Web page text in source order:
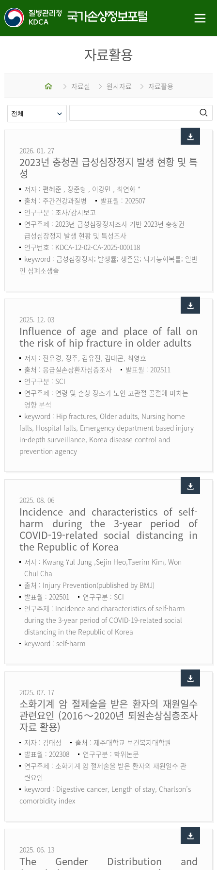
자료활용
홈 자료실 원시자료 자료활용
2026. 01. 27
2023년 충청권 급성심장정지 발생 현황 및 특
성
저자 : 편혜준 , 장준형 , 이강민 , 최연화 *
출처 : 주간건강과질병
발표월 : 202507
연구구분 : 조사/감시보고
연구주제 : 2023년 급성심장정지조사 기반 2023년 충청권
급성심장정지 발생 현황 및 특성조사
연구번호 : KDCA-12-02-CA-2025-000118
keyword : 급성심장정지; 발생률; 생존율; 뇌기능회복률; 일반
인 심폐소생술
2025. 12. 03
Influence of age and place of fall on
the risk of hip fracture in older adults
저자 : 전유경, 정주, 김유진, 김대곤, 최영호
출처 : 응급실손상환자심층조사
발표월 : 202511
연구구분 : SCI
연구주제 : 연령 및 손상 장소가 노인 고관절 골절에 미치는
영향 분석
keyword : Hip fractures, Older adults, Nursing home
falls, Hospital falls, Emergency department based injury
in-depth surveillance, Korea disease control and
prevention agency
2025. 08. 06
Incidence and characteristics of self-
harm during the 3-year period of
COVID-19-related social distancing in
the Republic of Korea
저자 : Kwang Yul Jung ,Sejin Heo,Taerim Kim, Won
Chul Cha
출처 : Injury Prevention(published by BMJ)
발표월 : 202501
연구구분 : SCI
연구주제 : Incidence and characteristics of self-harm
during the 3-year period of COVID-19-related social
distancing in the Republic of Korea
keyword : self-harm
2025. 07. 17
소화기계 암 절제술을 받은 환자의 재원일수
관련요인 (2016～2020년 퇴원손상심층조사
자료 활용)
저자 : 김태성
출처 : 제주대학교 보건복지대학원
발표월 : 202308
연구구분 : 학위논문
연구주제 : 소화기계 암 절제술을 받은 환자의 재원일수 관
련요인
keyword : Digestive cancer, Length of stay, Charlson’s
comorbidity index
2025. 06. 13
The Gender Distribution and